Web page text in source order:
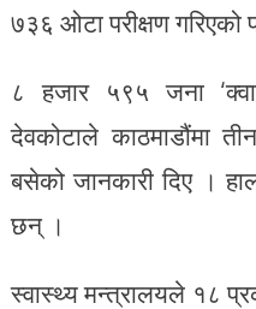
७३६ ओटा परीक्षण गरिएको
८ हजार ५९५ जना
देवकोटाले काठमाडौंमा
बसेको जानकारी दिए ।
छन् ।
स्वास्थ्य मन्त्रालयले १८